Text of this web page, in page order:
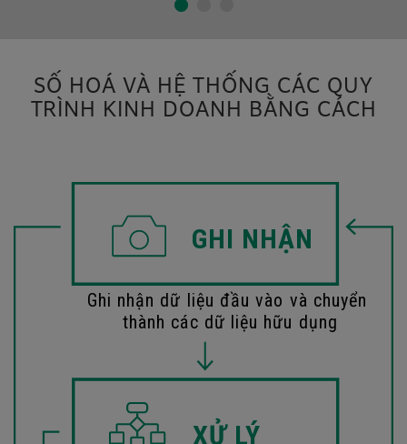
SỐ HOÁ VÀ HỆ THỐNG CÁC QUY
TRÌNH KINH DOANH BẰNG CÁCH
Ghi nhận dữ liệu đầu vào và chuyển
thành các dữ liệu hữu dụng
GHI NHẬN
XỬ LÝ